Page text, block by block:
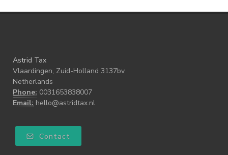
Astrid Tax
Vlaardingen, Zuid-Holland 3137bv
Netherlands
Phone: 0031653838007
Email: hello@astridtax.nl
Contact